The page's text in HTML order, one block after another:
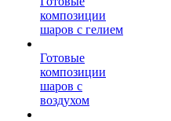
композиции
шаров с гелием
Готовые
композиции
шаров с
воздухом